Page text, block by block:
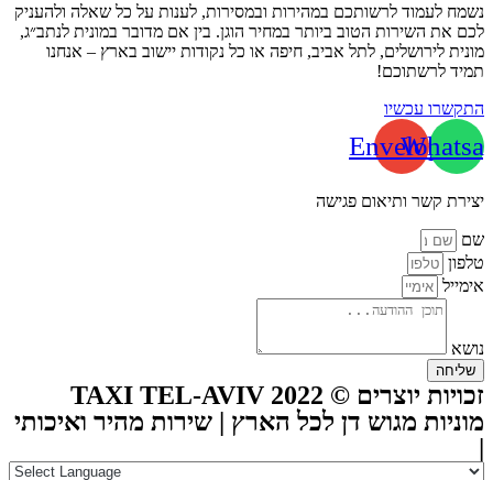
נשמח לעמוד לרשותכם במהירות ובמסירות, לענות על כל שאלה ולהעניק
לכם את השירות הטוב ביותר במחיר הוגן. בין אם מדובר במונית לנתב״ג,
מונית לירושלים, לתל אביב, חיפה או כל נקודות יישוב בארץ – אנחנו
תמיד לרשתוכם!
התקשרו עכשיו
Envelope
יצירת קשר ותיאום פגישה
שם
טלפון
אימייל
נושא
שליחה
מוניות מגוש דן לכל הארץ | שירות מהיר ואיכותי
|